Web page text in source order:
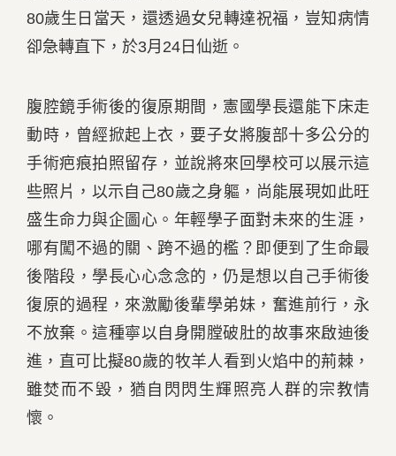
80歲生日當天，還透過女兒轉達祝福，豈知病情
卻急轉直下，於3月24日仙逝。
腹腔鏡手術後的復原期間，憲國學長還能下床走
動時，曾經掀起上衣，要子女將腹部十多公分的
手術疤痕拍照留存，並說將來回學校可以展示這
些照片，以示自己80歲之身軀，尚能展現如此旺
盛生命力與企圖心。年輕學子面對未來的生涯，
哪有闖不過的關、跨不過的檻？即便到了生命最
後階段，學長心心念念的，仍是想以自己手術後
復原的過程，來激勵後輩學弟妹，奮進前行，永
不放棄。這種寧以自身開膛破肚的故事來啟迪後
進，直可比擬80歲的牧羊人看到火焰中的荊棘，
雖焚而不毀，猶自閃閃生輝照亮人群的宗教情
懷。